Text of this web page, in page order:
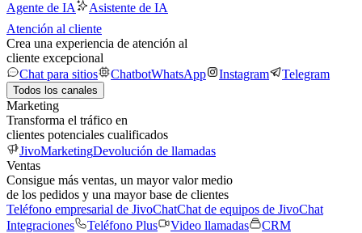
Agente de IA
Asistente de IA
Atención al cliente
Crea una experiencia de atención al
cliente excepcional
Chat para sitios
ChatbotWhatsApp Instagram Telegram
Todos los canales
Marketing
Transforma el tráfico en
clientes potenciales cualificados
JivoMarketingDevolución de llamadas
Ventas
Consigue más ventas, un mayor valor medio
de los pedidos y una mayor base de clientes
Teléfono empresarial de JivoChatChat de equipos de JivoChat
Integraciones
Teléfono Plus Video llamadas
CRM